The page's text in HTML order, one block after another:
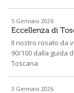
5 Gennaio 2026
Eccellenza di
Il nostro rosato da
90/100 dalla guida
Toscana
3 Gennaio 2026